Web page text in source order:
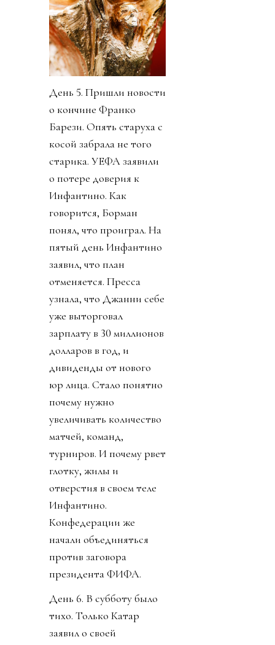
День 5. Пришли новости
о кончине Франко
Барези. Опять старуха с
косой забрала не того
старика. УЕФА заявили
о потере доверия к
Инфантино. Как
говорится, Борман
понял, что проиграл. На
пятый день Инфантино
заявил, что план
отменяется. Пресса
узнала, что Джанни себе
уже выторговал
зарплату в 30 миллионов
долларов в год, и
дивиденды от нового
юр лица. Стало понятно
почему нужно
увеличивать количество
матчей, команд,
турниров. И почему рвет
глотку, жилы и
отверстия в своем теле
Инфантино.
Конфедерации же
начали объединяться
против заговора
президента ФИФА.
День 6. В субботу было
тихо. Только Катар
заявил о своей